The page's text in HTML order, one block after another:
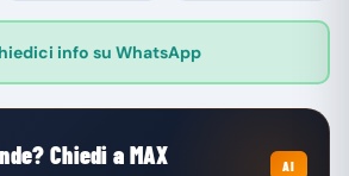
info su WhatsApp
Chiedi a MAX AI